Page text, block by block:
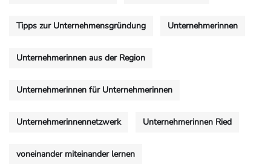
Tipps zur Unternehmensgründung Unternehmerinnen
Unternehmerinnen aus der Region
Unternehmerinnen für Unternehmerinnen
Unternehmerinnennetzwerk Unternehmerinnen Ried
voneinander miteinander lernen